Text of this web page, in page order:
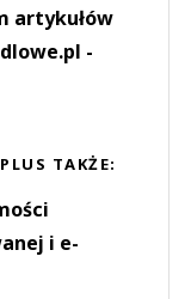
artykułów
-
TAKŻE:
i e-